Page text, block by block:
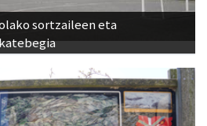
sortzaileen eta